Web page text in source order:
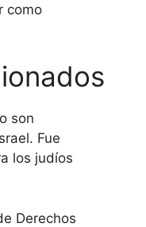
como
son
Fue
los judíos
Derechos